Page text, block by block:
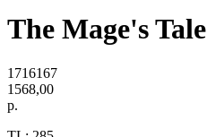
The Mage's Tale
1716167
1568,00
р.